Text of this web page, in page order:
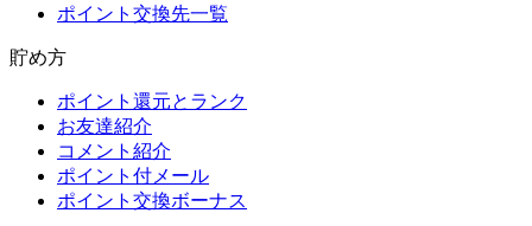
ポイント交換先一覧
貯め方
ポイント還元とランク
お友達紹介
コメント紹介
ポイント付メール
ポイント交換ボーナス